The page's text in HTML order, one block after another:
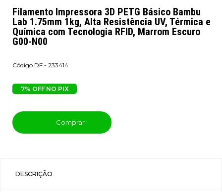
Filamento Impressora 3D PETG Básico Bambu
Lab 1.75mm 1kg, Alta Resistência UV, Térmica e
Química com Tecnologia RFID, Marrom Escuro
G00-N00
DF - 233414
7% OFF NO PIX
Comprar
DESCRIÇÃO